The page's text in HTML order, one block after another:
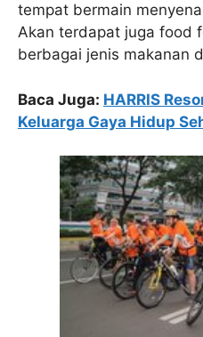
tempat bermain
Akan terdapat juga food
berbagai jenis makanan
Baca Juga: HARRIS
Keluarga Gaya Hidup